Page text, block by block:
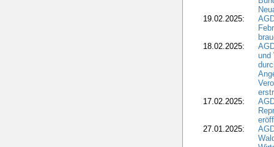
19.02.2025:
18.02.2025:
und
17.02.2025:
27.01.2025: